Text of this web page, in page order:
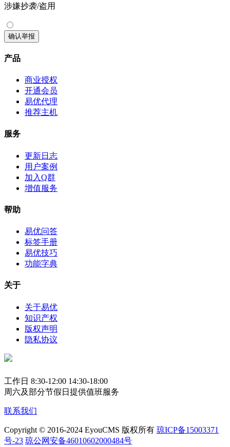
涉嫌抄袭/盗用
确认举报
产品
商业授权
开通会员
易优代理
推荐主机
服务
更新日志
用户案例
加入Q群
增值服务
帮助
易优问答
标签手册
易优技巧
功能字典
关于
关于易优
知识产权
版权声明
隐私协议
工作日 8:30-12:00 14:30-18:00
周六及部分节假日提供值班服务
联系我们
Copyright © 2016-2024 EyouCMS 版权所有 琼ICP备15003371
号-23 琼公网安备46010602000484号